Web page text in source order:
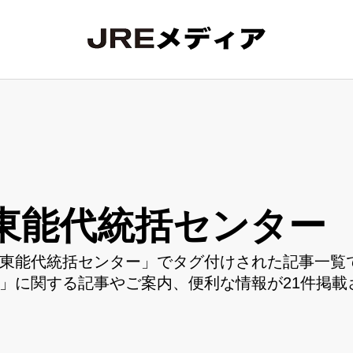
能代統括センター
能代統括センター」でタグ付けされた記事一
に関する記事やご案内、便利な情報が21件掲載